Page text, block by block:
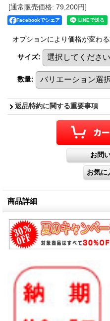
[通常販売価格: 79,200円]
Facebookでシェア
オプションにより価格が変わる
サイズ:
数量:
返品特約に関する重要事項
商品詳細